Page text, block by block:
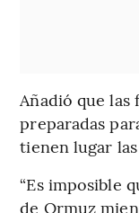
Añadió que las
preparadas
tienen lugar
“Es imposible
de Ormuz